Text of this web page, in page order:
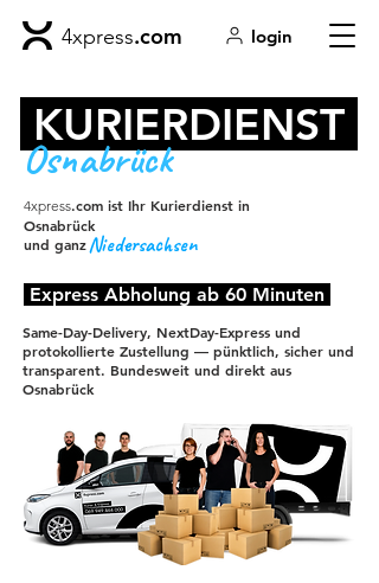
4xpress.com login
KURIERDIENST
Osnabrück
4xpress.com ist Ihr Kurierdienst in
Osnabrück
und ganzNiedersachsen
Express Abholung ab 60 Minuten
Same-Day-Delivery, NextDay-Express und
protokollierte Zustellung — pünktlich, sicher und
transparent. Bundesweit und direkt aus
Osnabrück